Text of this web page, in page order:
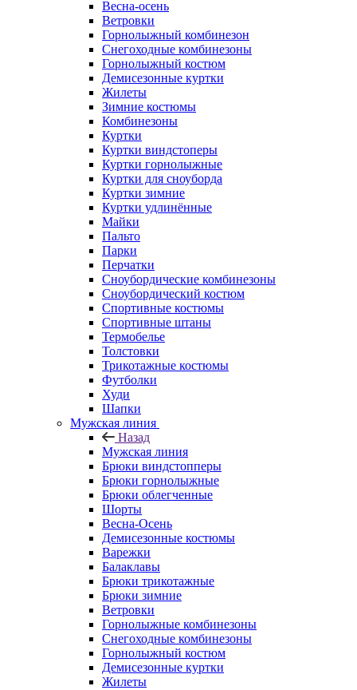
Весна-осень
Ветровки
Горнолыжный комбинезон
Снегоходные комбинезоны
Горнолыжный костюм
Демисезонные куртки
Жилеты
Зимние костюмы
Комбинезоны
Куртки
Куртки виндстоперы
Куртки горнолыжные
Куртки для сноуборда
Куртки зимние
Куртки удлинённые
Майки
Пальто
Парки
Перчатки
Сноубордические комбинезоны
Сноубордический костюм
Спортивные костюмы
Спортивные штаны
Термобелье
Толстовки
Трикотажные костюмы
Футболки
Худи
Шапки
Мужская линия
Назад
Мужская линия
Брюки виндстопперы
Брюки горнолыжные
Брюки облегченные
Шорты
Весна-Осень
Демисезонные костюмы
Варежки
Балаклавы
Брюки трикотажные
Брюки зимние
Ветровки
Горнолыжные комбинезоны
Снегоходные комбинезоны
Горнолыжный костюм
Демисезонные куртки
Жилеты